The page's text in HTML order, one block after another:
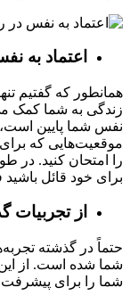
اعتماد به
همانطور که گفتیم
زندگی به شما کمک
نفس شما پایین است،
موقعیت‌هایی که
را امتحان کنید. در
برای خود قائل باشید
از تجربیات
حتماً در گذشته
شما شده است. از
شما را برای